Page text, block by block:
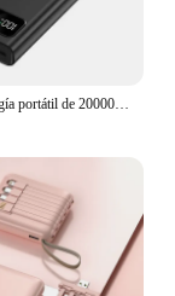
Banco de energía portátil de 200000mAh, batería de carga superrápida de 120W, alta capacidad, pantalla Digital, para iPhone, Samsung 2024